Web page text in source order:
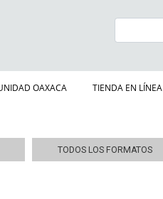
Buscar
OAXACA TIENDA EN LÍNEA
TODOS LOS FORMATOS